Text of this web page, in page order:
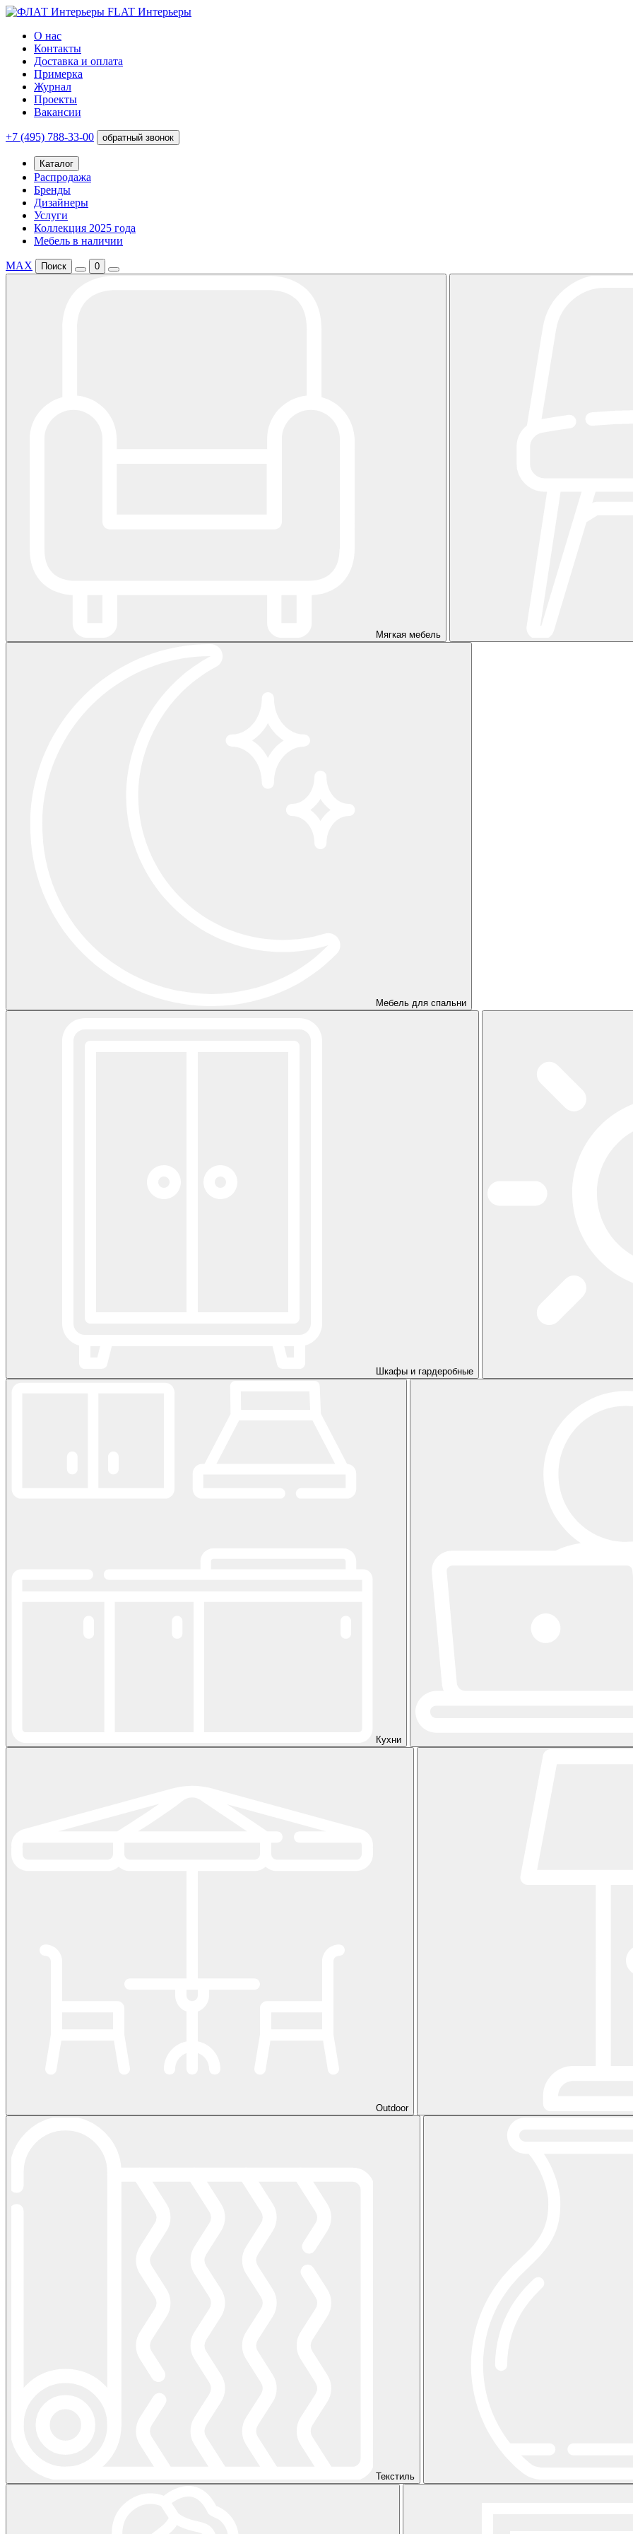
FLAT Интерьеры
О нас
Контакты
Доставка и оплата
Примерка
Журнал
Проекты
Вакансии
+7 (495) 788-33-00 обратный звонок
Каталог
Распродажа
Бренды
Дизайнеры
Услуги
Коллекция 2025 года
Мебель в наличии
MAX Поиск 0
Мягкая мебель
Мебель для спальни
Шкафы и гардеробные
Кухни
Outdoor
Текстиль